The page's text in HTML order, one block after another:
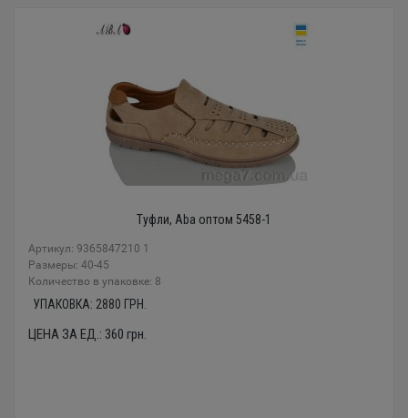
Туфли, Aba оптом 5458-1
Артикул: 9365847210 1
Размеры: 40-45
Количество в упаковке: 8
УПАКОВКА: 2880 ГРН.
ЦЕНА ЗА ЕД.: 360 грн.